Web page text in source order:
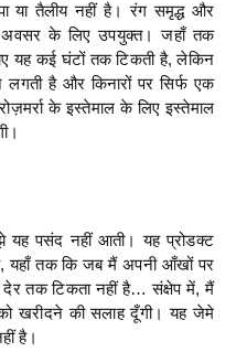
या तैलीय नहीं है। रंग समृद्ध और
के लिए उपयुक्त। जहाँ तक
यह कई घंटों तक टिकती है, लेकिन
है और किनारों पर सिर्फ एक
के इस्तेमाल के लिए इस्तेमाल
पसंद नहीं आती। यह प्रोडक्ट
यहाँ तक कि जब मैं अपनी आँखों पर
देर तक टिकता नहीं है… संक्षेप में, मैं
खरीदने की सलाह दूँगी। यह जेमे
है।